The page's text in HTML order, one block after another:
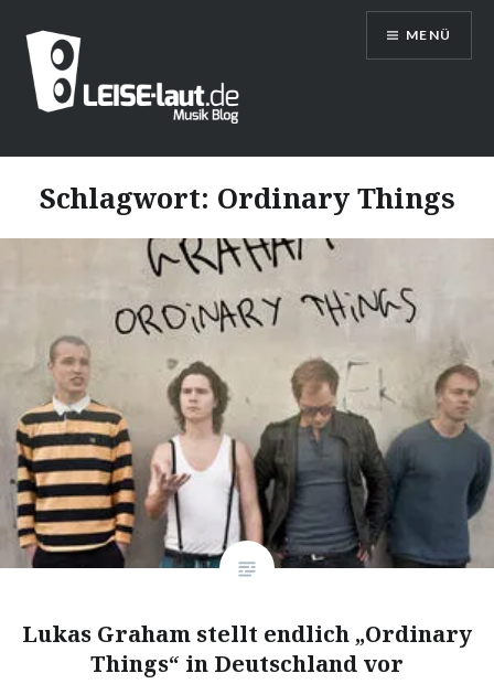
zum
Inhalt
LEISE/laut – Musik Blog
MENÜ
Schlagwort: Ordinary Things
Lukas Graham stellt endlich „Ordinary
Things“ in Deutschland vor